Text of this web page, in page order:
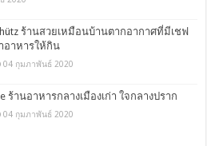
ร้านสวยเหมือนบ้านตากอากาศที่มีเชฟ
อาหารให้กิน
04 กุมภาพันธ์ 2020
ร้านอาหารกลางเมืองเก่า ใจกลางปราก
04 กุมภาพันธ์ 2020